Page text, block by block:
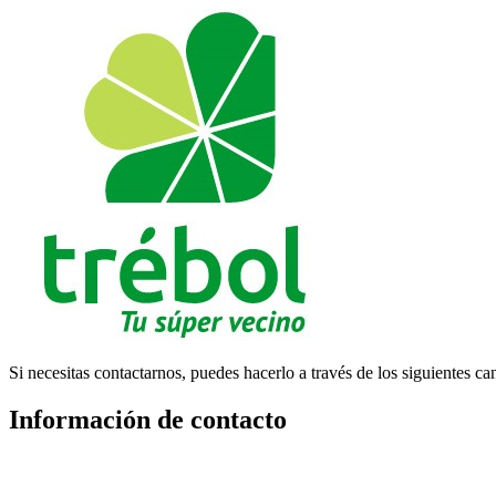
Si necesitas contactarnos, puedes hacerlo a través de los siguientes
Información de contacto